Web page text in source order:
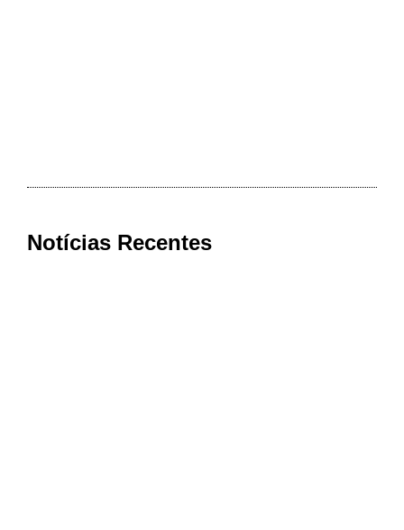
Notícias Recentes